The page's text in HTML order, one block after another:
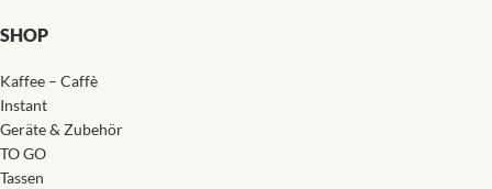
SHOP
Kaffee – Caffè
Instant
Geräte & Zubehör
TO GO
Tassen